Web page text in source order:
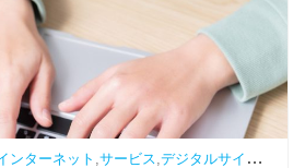
ンターネット サービス デジタルサイネージ